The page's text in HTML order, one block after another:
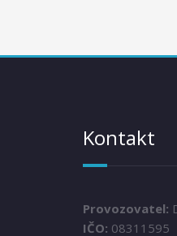
Kontakt
Provozovatel:
IČO: 08311595